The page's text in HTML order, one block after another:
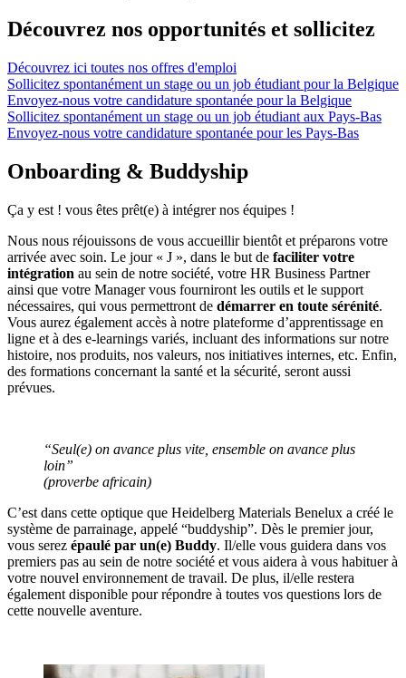
Découvrez nos opportunités et sollicitez
Découvrez ici toutes nos offres d'emploi
Sollicitez spontanément un stage ou un job étudiant pour la Belgique
Envoyez-nous votre candidature spontanée pour la Belgique
Sollicitez spontanément un stage ou un job étudiant aux Pays-Bas
Envoyez-nous votre candidature spontanée pour les Pays-Bas
Onboarding & Buddyship
Ça y est ! vous êtes prêt(e) à intégrer nos équipes !
Nous nous réjouissons de vous accueillir bientôt et préparons votre
arrivée avec soin. Le jour « J », dans le but de faciliter votre
intégration au sein de notre société, votre HR Business Partner
ainsi que votre Manager vous fourniront les outils et le support
nécessaires, qui vous permettront de démarrer en toute sérénité.
Vous aurez également accès à notre plateforme d’apprentissage en
ligne et à des e-learnings variés, incluant des informations sur notre
histoire, nos produits, nos valeurs, nos initiatives internes, etc. Enfin,
des formations concernant la santé et la sécurité, seront aussi
prévues.
“Seul(e) on avance plus vite, ensemble on avance plus
loin”
(proverbe africain)
C’est dans cette optique que Heidelberg Materials Benelux a créé le
système de parrainage, appelé “buddyship”. Dès le premier jour,
vous serez épaulé par un(e) Buddy. Il/elle vous guidera dans vos
premiers pas au sein de notre société et vous aidera à vous habituer à
votre nouvel environnement de travail. De plus, il/elle restera
également disponible pour répondre à toutes vos questions lors de
cette nouvelle aventure.